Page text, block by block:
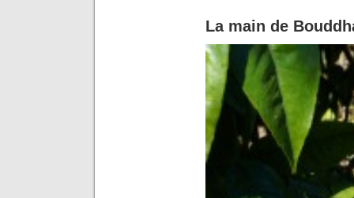
La main de